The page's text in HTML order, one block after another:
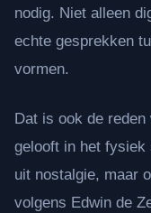
nodig. Niet alleen
echte gesprekken
vormen.
Dat is ook de
gelooft in het fysiek
uit nostalgie, maar
volgens Edwin de